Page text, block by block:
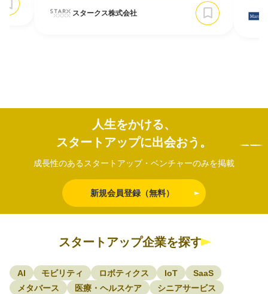
て
涯価値）を高める仕組みづくりを支援してい
ます。1300社以上のEC事業者との取引で見
スタークス株式会社
ご
人生をかける、
スタートアップに出会おう。
成長性のあるスタートアップ・ベンチャーのみを掲載
新規会員登録（無料）
スタートアップ企業を探す
AI モビリティ ロボティクス IoT
SaaS
メタバース
医療・ヘルスケア
シニアサービス